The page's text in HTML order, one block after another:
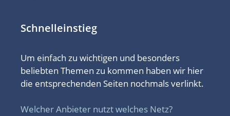
Schnelleinstieg
Um einfach zu wichtigen und besonders
beliebten Themen zu kommen haben wir hier
die entsprechenden Seiten nochmals verlinkt.
Welcher Anbieter nutzt welches Netz?